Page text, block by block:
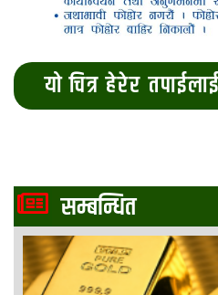
यो चित्र हेरेर
सम्बन्धित